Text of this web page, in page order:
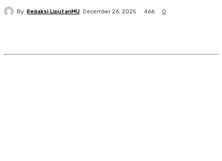
By Redaksi LiputanMU December 26, 2025 466 0